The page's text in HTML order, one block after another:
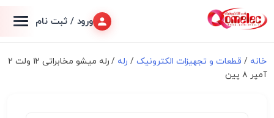
ورود / ثبت نام
خانه / قطعات و تجهیزات الکترونیک/ رله
/ رله میشو مخابراتی ۱۲ ولت ۲
آمپر ۸ پین